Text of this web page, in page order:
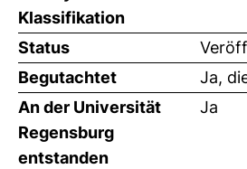
Klassifikation
Status
Begutachtet
Ja,
An der Universität
Regensburg
entstanden
Ja